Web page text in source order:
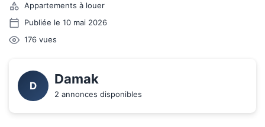
Appartements à louer
Publiée le 10 mai 2026
176 vues
D Damak
2 annonces disponibles